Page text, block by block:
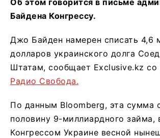
Об этом говорится в письме
Байдена Конгрессу.
Джо Байден намерен списать 4,6
долларов украинского долга
Штатам, сообщает Exclusive.kz со
Радио Свобода.
По данным Bloomberg, эта сумма
половину 9-миллиардного займа,
Конгрессом Украине весной